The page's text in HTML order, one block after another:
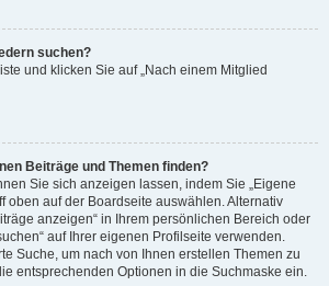
suchen?
und klicken Sie auf „Nach einem Mitglied
Beiträge und Themen finden?
Sie sich anzeigen lassen, indem Sie „Eigene
oben auf der Boardseite auswählen. Alternativ
anzeigen“ in Ihrem persönlichen Bereich oder
auf Ihrer eigenen Profilseite verwenden.
Suche, um nach von Ihnen erstellen Themen zu
entsprechenden Optionen in die Suchmaske ein.